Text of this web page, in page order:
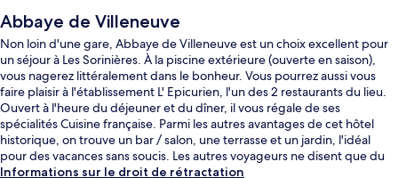
Abbaye de Villeneuve
Non loin d'une gare, Abbaye de Villeneuve est un choix excellent pour
un séjour à Les Sorinières. À la piscine extérieure (ouverte en saison),
vous nagerez littéralement dans le bonheur. Vous pourrez aussi vous
faire plaisir à l'établissement L' Epicurien, l'un des 2 restaurants du lieu.
Ouvert à l'heure du déjeuner et du dîner, il vous régale de ses
spécialités Cuisine française. Parmi les autres avantages de cet hôtel
historique, on trouve un bar / salon, une terrasse et un jardin, l'idéal
pour des vacances sans soucis. Les autres voyageurs ne disent que du
bien en ce qui concerne le personnel attentionné.
Informations sur le droit de rétractation